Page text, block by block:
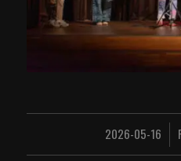
2026-05-16
/